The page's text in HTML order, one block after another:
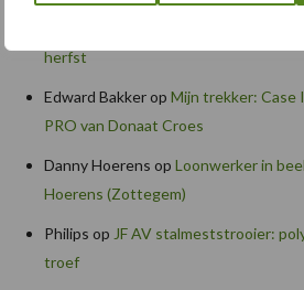
herfst
Edward Bakkerop Mijn trekker: Case
PRO van Donaat Croes
Danny Hoerens op Loonwerker in
Hoerens (Zottegem)
Philips op JF AV stalmeststrooier:
troef